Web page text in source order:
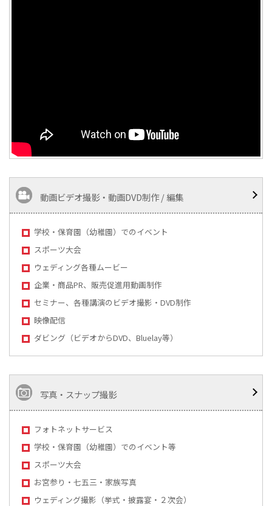
動画ビデオ撮影・動画DVD制作 / 編集
学校・保育園（幼稚園）でのイベント
スポーツ大会
ウェディング各種ムービー
企業・商品PR、販売促進用動画制作
セミナー、各種講演のビデオ撮影・DVD制作
映像配信
ダビング（ビデオからDVD、Bluelay等）
写真・スナップ撮影
フォトネットサービス
学校・保育園（幼稚園）でのイベント等
スポーツ大会
お宮参り・七五三・家族写真
ウェディング撮影（挙式・披露宴・２次会）